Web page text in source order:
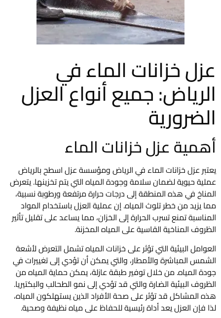
عزل خزانات الماء في
الرياض: جميع أنواع العزل
الضرورية
أهمية عزل خزانات الماء
يعتبر عزل خزانات الماء في الرياض ومؤسسة عزل اسطح بالرياض
عملية حيوية لضمان سلامة وجودة المياه التي يتم تخزينها. يتعرض
المناخ في هذه المنطقة إلى درجات حرارة مرتفعة ورطوبة نسبية،
مما يزيد من خطر تلوث المياه. إن عملية العزل باستخدام المواد
المناسبة تمنع تسرب الحرارة إلى الخزان، مما يساعد على تقليل تأثير
الظروف المناخية القاسية على المياه المخزنة.
العوامل البيئية التي تؤثر على خزانات المياه تشمل التعرض لأشعة
الشمس المباشرة والأمطار، والتي يمكن أن تؤدي إلى تغييرات في
جودة المياه. من خلال توفير طبقة عازلة، يمكن حماية المياه من
الظروف البيئية الضارة والتي قد تؤدي إلى نمو الطحالب والبكتيريا.
هذه المشاكل قد تؤثر على صحة الأفراد الذين يستهلكون المياه،
لذا فإن العزل يعد أداة رئيسية للحفاظ على مياه نظيفة وصحية.